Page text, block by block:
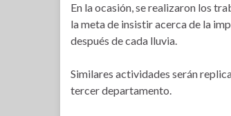
En la ocasión, se realizaron los
la meta de insistir acerca de la
después de cada lluvia.
Similares actividades serán
tercer departamento.